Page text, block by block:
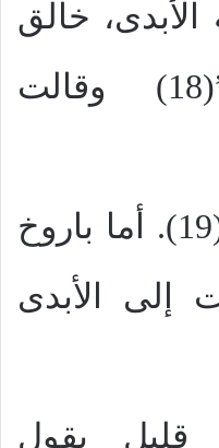
الأبدى، خالق
أطراف الأرض”(18) وقالت
“أيها الاله الأزلى”(19). أما باروخ
الأبدى
وبعد قليل يقول